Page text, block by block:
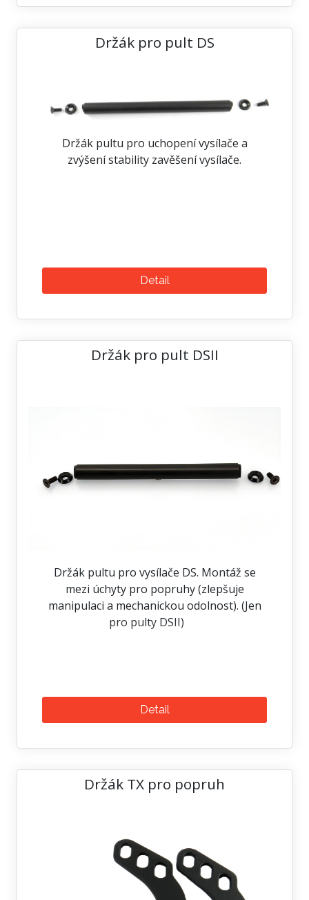
Držák pro pult DS
Držák pultu pro uchopení vysílače a
zvýšení stability zavěšení vysílače.
Detail
Držák pro pult DSII
Držák pultu pro vysílače DS. Montáž se
mezi úchyty pro popruhy (zlepšuje
manipulaci a mechanickou odolnost). (Jen
pro pulty DSII)
Detail
Držák TX pro popruh